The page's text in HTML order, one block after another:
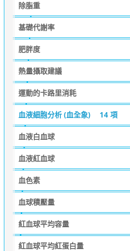
除脂重
基礎代謝率
肥胖度
熱量攝取建議
運動的卡路里消耗
血液細胞分析 (血全象) 14 項
血液白血球
血液紅血球
血色素
血球積壓量
紅血球平均容量
紅血球平均紅蛋白量